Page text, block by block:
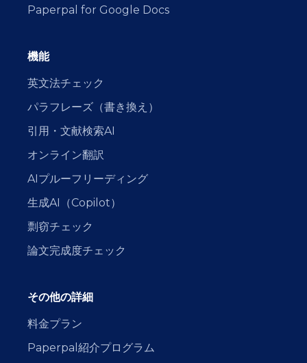
Paperpal for Google Docs
機能
英文法チェック
パラフレーズ（書き換え）
引用・文献検索AI
オンライン翻訳
AIプルーフリーディング
生成AI（Copilot）
剽窃チェック
論文完成度チェック
その他の詳細
料金プラン
Paperpal紹介プログラム